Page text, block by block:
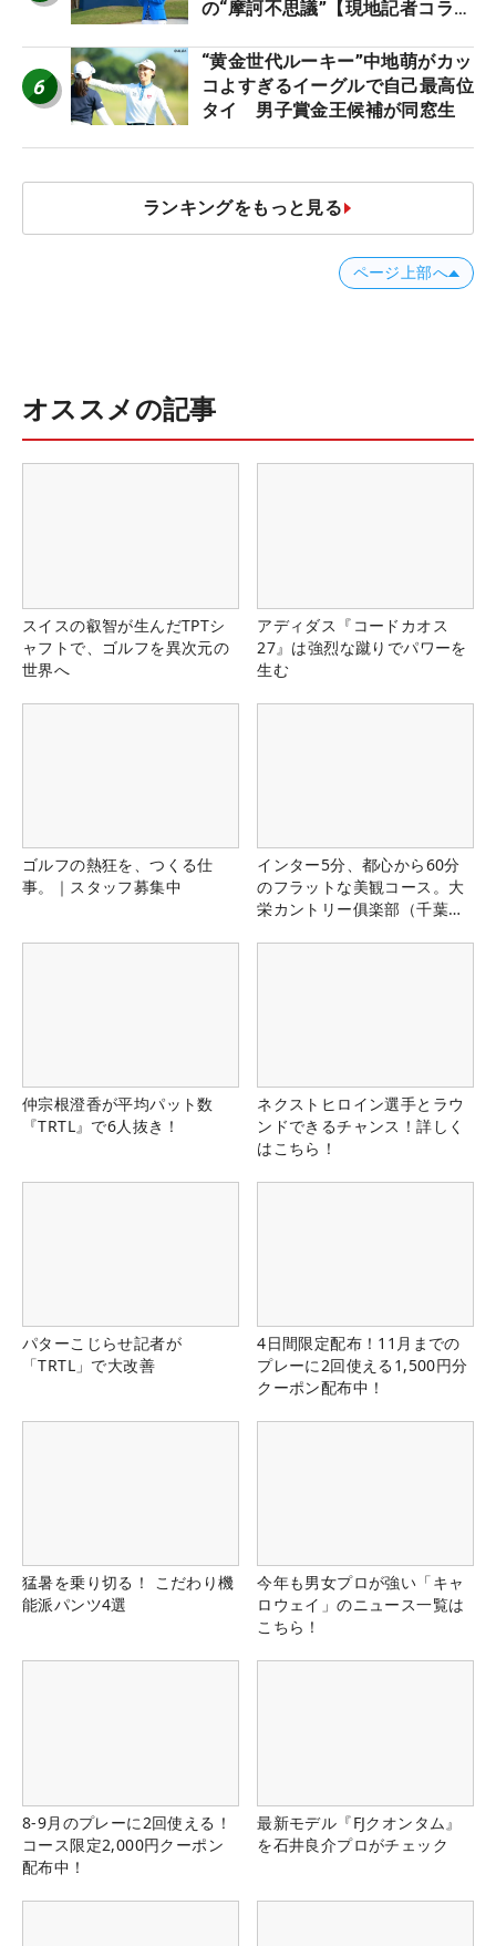
の“摩訶不思議”【現地記者コラ
6
“黄金世代ルーキー”中地萌がカッ
コよすぎるイーグルで自己最高位
タイ 男子賞金王候補が同窓生
ランキングをもっと見る
ページ上部へ
オススメの記事
スイスの叡智が生んだTPTシ
ャフトで、ゴルフを異次元の
世界へ
アディダス『コードカオス
27』は強烈な蹴りでパワーを
生む
ゴルフの熱狂を、つくる仕
事。｜スタッフ募集中
インター5分、都心から60分
のフラットな美観コース。大
栄カントリー俱楽部（千葉
仲宗根澄香が平均パット数
『TRTL』で6人抜き！
ネクストヒロイン選手とラウ
ンドできるチャンス！詳しく
はこちら！
パターこじらせ記者が
「TRTL」で大改善
4日間限定配布！11月までの
プレーに2回使える1,500円分
クーポン配布中！
猛暑を乗り切る！ こだわり機
能派パンツ4選
今年も男女プロが強い「キャ
ロウェイ」のニュース一覧は
こちら！
8-9月のプレーに2回使える！
コース限定2,000円クーポン
配布中！
最新モデル『FJクオンタム』
を石井良介プロがチェック